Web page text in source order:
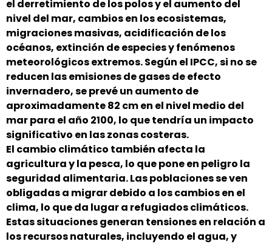
el derretimiento de los polos y el aumento del
nivel del mar, cambios en los ecosistemas,
migraciones masivas, acidificación de los
océanos, extinción de especies y fenómenos
meteorológicos extremos. Según el IPCC, si no se
reducen las emisiones de gases de efecto
invernadero, se prevé un aumento de
aproximadamente 82 cm en el nivel medio del
mar para el año 2100, lo que tendría un impacto
significativo en las zonas costeras.
El cambio climático también afecta la
agricultura y la pesca, lo que pone en peligro la
seguridad alimentaria. Las poblaciones se ven
obligadas a migrar debido a los cambios en el
clima, lo que da lugar a refugiados climáticos.
Estas situaciones generan tensiones en relación a
los recursos naturales, incluyendo el agua, y